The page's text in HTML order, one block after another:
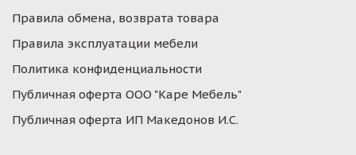
Правила обмена, возврата товара
Правила эксплуатации мебели
Политика конфиденциальности
Публичная оферта ООО "Каре Мебель"
Публичная оферта ИП Македонов И.С.